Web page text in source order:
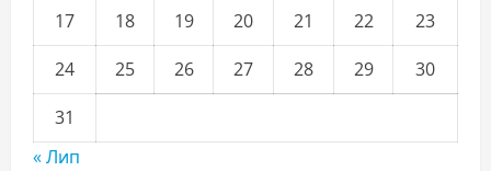
17
18 19 20 21 22
23
24
25 26 27 28 29
30
31
« Лип